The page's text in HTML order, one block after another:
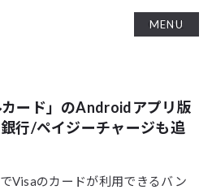
MENU
ード」のAndroidアプリ版
行/ペイジーチャージも追
Visaのカードが利用できるバン